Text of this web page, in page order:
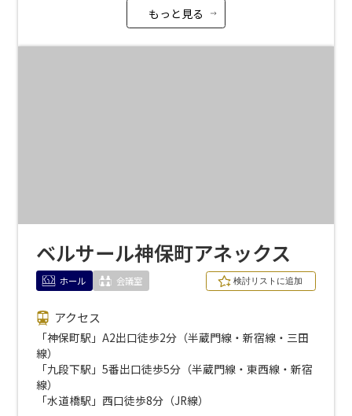
もっと見る
ベルサール神保町アネックス
ホール 会議室
アクセス
「神保町駅」A2出口徒歩2分（半蔵門線・新宿線・三田
線）
「九段下駅」5番出口徒歩5分（半蔵門線・東西線・新宿
線）
「水道橋駅」西口徒歩8分（JR線）
受付時間 9:00～18:00（土日祝日・年末年始を除く）
WEBからのお問合せ
イベントホール 会議室
特長で選ぶ
会場